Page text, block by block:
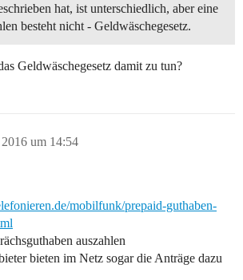
hat, ist unterschiedlich, aber eine
besteht nicht - Geldwäschegesetz.
Geldwäschegesetz damit zu tun?
um 14:54
mobilfunk/prepaid-guthaben-
auszahlen
bieten im Netz sogar die Anträge dazu